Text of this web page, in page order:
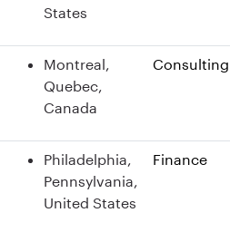
States
Montreal,
Quebec,
Canada
Consulting
Philadelphia,
Pennsylvania,
United States
Finance